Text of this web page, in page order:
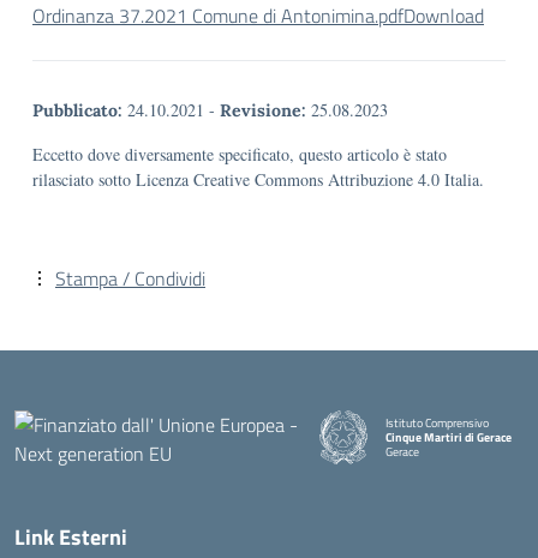
Ordinanza 37.2021 Comune di Antonimina.pdfDownload
Pubblicato: 24.10.2021 - Revisione: 25.08.2023
Eccetto dove diversamente specificato, questo articolo è stato
rilasciato sotto Licenza Creative Commons Attribuzione 4.0 Italia.
Stampa / Condividi
Istituto Comprensivo
Cinque Martiri di Gerace
Gerace
Link Esterni